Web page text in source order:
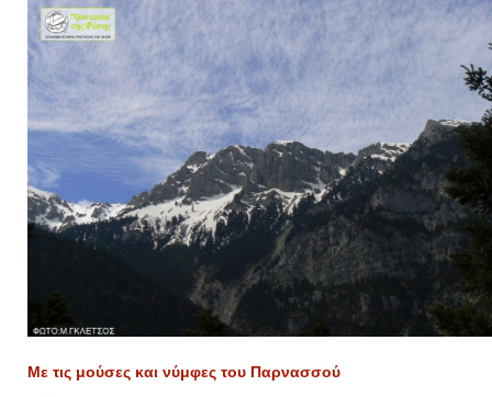
Με τις μούσες και νύμφες του Παρνασσού